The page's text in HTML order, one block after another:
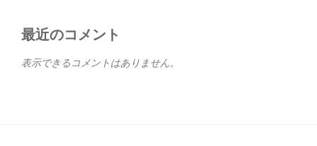
最近のコメント
表示できるコメントはありません。